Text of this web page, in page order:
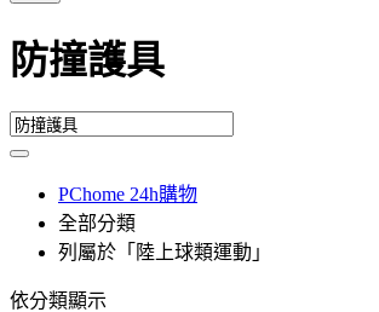
防撞護具
PChome 24h購物
全部分類
列屬於「陸上球類運動」
依分類顯示